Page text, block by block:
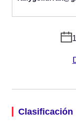
Clasificación